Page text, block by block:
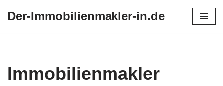
Der-Immobilienmakler-in.de
Immobilienmakler